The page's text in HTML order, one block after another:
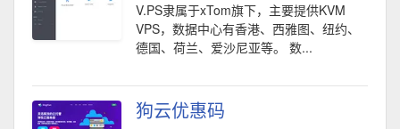
V.PS隶属于xTom旗下，主要提供KVM
VPS，数据中心有香港、西雅图、纽约、
德国、荷兰、爱沙尼亚等。 数...
狗云优惠码